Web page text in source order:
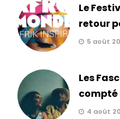
Le
retour
5 août
Les
compté
4 août